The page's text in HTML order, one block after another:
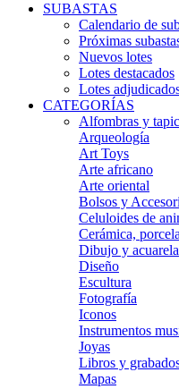
SUBASTAS
Calendario de
Próximas
Nuevos lotes
Lotes destacados
Lotes
CATEGORÍAS
Alfombras y
Arqueología
Art Toys
Arte africano
Arte oriental
Bolsos y
Celuloides de
Cerámica,
Dibujo y acuarela
Diseño
Escultura
Fotografía
Iconos
Instrumentos
Joyas
Libros y
Mapas